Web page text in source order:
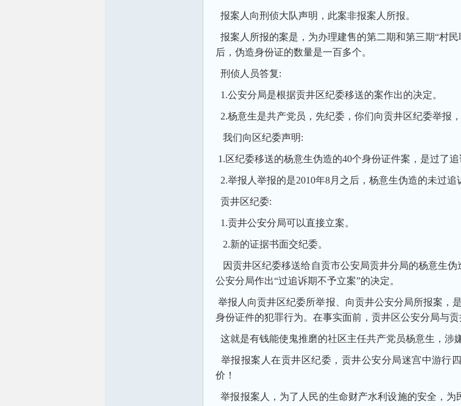
报案人向刑侦大队声明，此案非报案人所报。
报案人所报的案是，为办理建售的第二期和第三期“村
后，伪造身份证的数量是一百多个。
刑侦人员答复:
1.公安分局是根据贡井区纪委移送的案作出的决定。
2.杨意生是共产党员，先纪委，你们向贡井区纪委举报
我们向区纪委声明:
1.区纪委移送的杨意生伪造的40个身份证件案，是过了追
2.举报人举报的是2010年8月之后，杨意生伪造的未过追
贡井区纪委:
1.贡井公安分局可以直接立案。
2.新的证据书面交纪委。
因贡井区纪委移送给自贡市公安局贡井分局的杨意生
公安分局作出“过追诉期不予立案”的决定。
举报人向贡井区纪委所举报、向贡井公安分局所报案，
身份证件的犯罪行为。在事实面前，贡井区公安分局与贡
这就是有钱能使鬼推磨的社区主任共产党员杨意生，涉
举报报案人在贡井区纪委，贡井公安分局迷宫中游行
价！
举报报案人，为了人民的生命财产水利设施的安全，